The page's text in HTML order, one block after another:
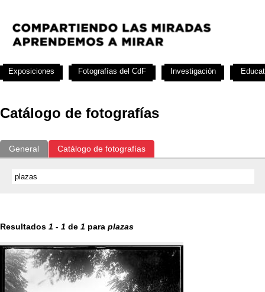
Catálogo de fotografías
General Catálogo de fotografías
Resultados 1 - 1 de 1 para plazas
Exposiciones Fotografías del CdF Investigación